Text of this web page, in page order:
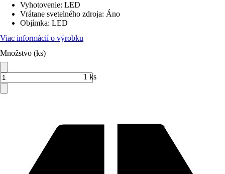
Vyhotovenie: LED
Vrátane svetelného zdroja: Áno
Objímka: LED
Viac informácií o výrobku
Množstvo (ks)
1 ks